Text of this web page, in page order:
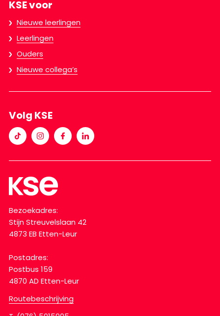
KSE voor
Nieuwe leerlingen
Leerlingen
Ouders
Nieuwe collega’s
Volg KSE
Bezoekadres:
Stijn Streuvelslaan 42
4873 EB Etten-Leur
Postadres:
Postbus 159
4870 AD Etten-Leur
Routebeschrijving